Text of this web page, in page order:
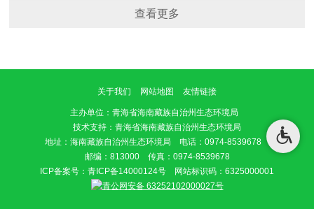
查看更多
关于我们 网站地图 友情链接
主办单位 ：青海省海南藏族自治州生态环境局
技术支持：青海省海南藏族自治州生态环境局
地址：海南藏族自治州生态环境局 电话：0974-8539678
邮编：813000 传真：0974-8539678
ICP备案号： 青ICP备14000124号 网站标识码：6325000001
青公网安备 63252102000027号